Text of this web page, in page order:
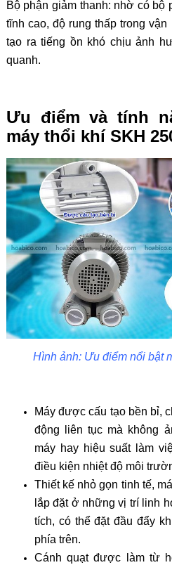
Bộ phận giảm thanh: nhờ có bộ
tĩnh cao, độ rung thấp trong
tạo ra tiếng ồn khó chịu ảnh
quanh.
Ưu điểm và tính
máy thổi khí SKH
Hình ảnh: Ưu điểm nổi bật
Máy được cấu tạo bền bỉ,
động liên tục mà không
máy hay hiệu suất làm
điều kiện nhiệt độ môi
Thiết kế nhỏ gọn tinh tế,
lắp đặt ở những vị trí linh
tích, có thể đặt đầu đẩy
phía trên.
Cánh quạt được làm từ